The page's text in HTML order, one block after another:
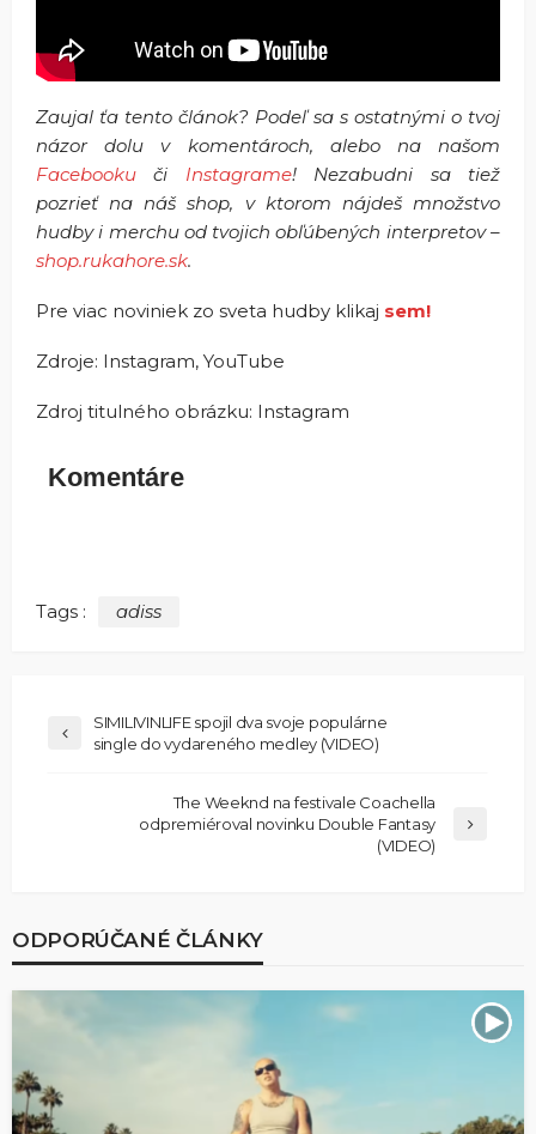
Zaujal ťa tento článok? Podeľ sa s ostatnými o tvoj
názor dolu v komentároch, alebo na našom
Facebooku či Instagrame! Nezabudni sa tiež
pozrieť na náš shop, v ktorom nájdeš množstvo
hudby i merchu od tvojich obľúbených interpretov –
shop.rukahore.sk.
Pre viac noviniek zo sveta hudby klikaj sem!
Zdroje: Instagram, YouTube
Zdroj titulného obrázku: Instagram
Komentáre
Tags : adiss
SIMILIVINLIFE spojil dva svoje populárne
single do vydareného medley (VIDEO)
The Weeknd na festivale Coachella
odpremiéroval novinku Double Fantasy
(VIDEO)
ODPORÚČANÉ ČLÁNKY